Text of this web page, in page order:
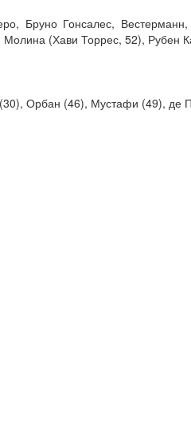
Бруно Гонсалес,
(Хави Торрес, 52), Рубен
Орбан (46), Мустафи (49), де